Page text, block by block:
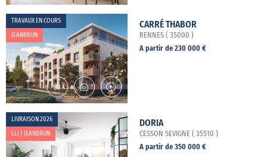
TRAVAUX EN COURS
JEANBRUN
CARRÉ THABOR
RENNES ( 35000 )
A partir de 230 000 €
LIVRAISON 2026
LLI | JEANBRUN
DORIA
CESSON SEVIGNE ( 35510 )
A partir de 350 000 €